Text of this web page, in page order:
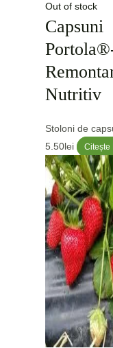
Out of stock
Capsuni
Nutritiv
Stoloni de
5.50lei Citește